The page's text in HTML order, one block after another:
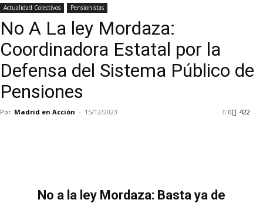
Actualidad Colectivos Pensionistas
No A La ley Mordaza:
Coordinadora Estatal por la
Defensa del Sistema Público de
Pensiones
Por Madrid en Acción - 15/12/2023 422
0
No a la ley Mordaza: Basta ya de